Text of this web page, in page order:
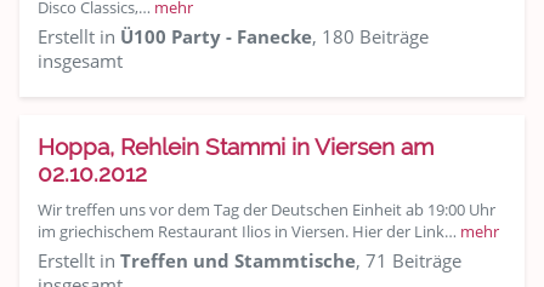
Disco Classics,… mehr
Erstellt in Ü100 Party - Fanecke, 180 Beiträge
insgesamt
Hoppa, Rehlein Stammi in Viersen am
02.10.2012
Wir treffen uns vor dem Tag der Deutschen Einheit ab 19:00 Uhr
im griechischem Restaurant Ilios in Viersen. Hier der Link… mehr
Erstellt in Treffen und Stammtische, 71 Beiträge